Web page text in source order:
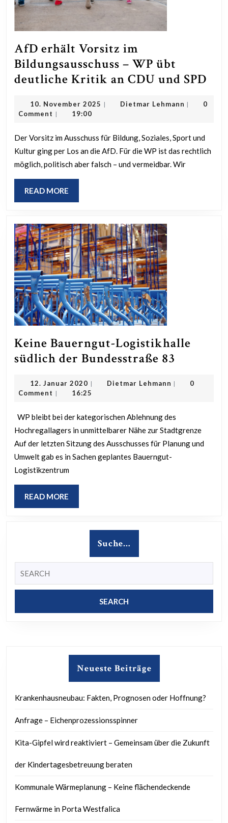
AfD erhält Vorsitz im
Bildungsausschuss – WP übt
deutliche Kritik an CDU und SPD
–
10. November 2025 10.
| Dietmar Lehmann Dietmar
|
0
Comment | 19:00
Der Vorsitz im Ausschuss für Bildung, Soziales, Sport und
Kultur ging per Los an die AfD. Für die WP ist das rechtlich
möglich, politisch aber falsch – und vermeidbar. Wir
READ MORE
MORE
Keine Bauerngut-Logistikhalle
südlich der Bundesstraße 83
der
83
12. Januar 2020 12.
Januar
| Dietmar Lehmann Dietmar
|
0
Comment | 16:25
WP bleibt bei der kategorischen Ablehnung des
Hochregallagers in unmittelbarer Nähe zur Stadtgrenze
Auf der letzten Sitzung des Ausschusses für Planung und
Umwelt gab es in Sachen geplantes Bauerngut-
Logistikzentrum
READ MORE
MORE
Suche…
for:
Neueste Beiträge
Krankenhausneubau: Fakten, Prognosen oder Hoffnung?
Anfrage – Eichenprozessionsspinner
Kita-Gipfel wird reaktiviert – Gemeinsam über die Zukunft
der Kindertagesbetreuung beraten
Kommunale Wärmeplanung – Keine flächendeckende
Fernwärme in Porta Westfalica